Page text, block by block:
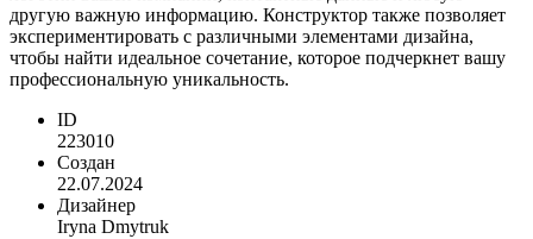
другую важную информацию. Конструктор также позволяет
экспериментировать с различными элементами дизайна,
чтобы найти идеальное сочетание, которое подчеркнет вашу
профессиональную уникальность.
ID
223010
Создан
22.07.2024
Дизайнер
Iryna Dmytruk